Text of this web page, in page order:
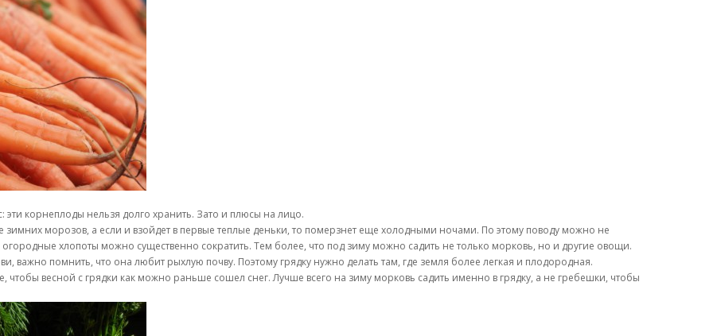
эти корнеплоды нельзя долго хранить. Зато и плюсы на лицо.
зимних морозов, а если и взойдет в первые теплые деньки, то померзнет еще холодными ночами. По этому поводу можно не
хлопоты можно существенно сократить. Тем более, что под зиму можно садить не только морковь, но и другие овощи.
важно помнить, что она любит рыхлую почву. Поэтому грядку нужно делать там, где земля более легкая и плодородная.
весной с грядки как можно раньше сошел снег. Лучше всего на зиму морковь садить именно в грядку, а не гребешки, чтобы